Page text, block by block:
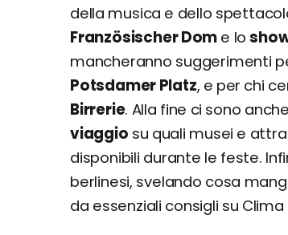
della musica e dello
Französischer Dom e lo
mancheranno suggerimenti
Potsdamer Platz, e per chi
Birrerie. Alla fine ci sono anche
viaggio su quali musei e
disponibili durante le feste.
berlinesi, svelando cosa
da essenziali consigli su